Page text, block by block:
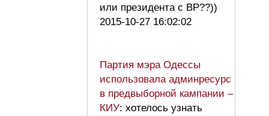
или президента с ВР??))
2015-10-27 16:02:02
Партия мэра Одессы
использовала админресурс
в предвыборной кампании –
КИУ: хотелось узнать